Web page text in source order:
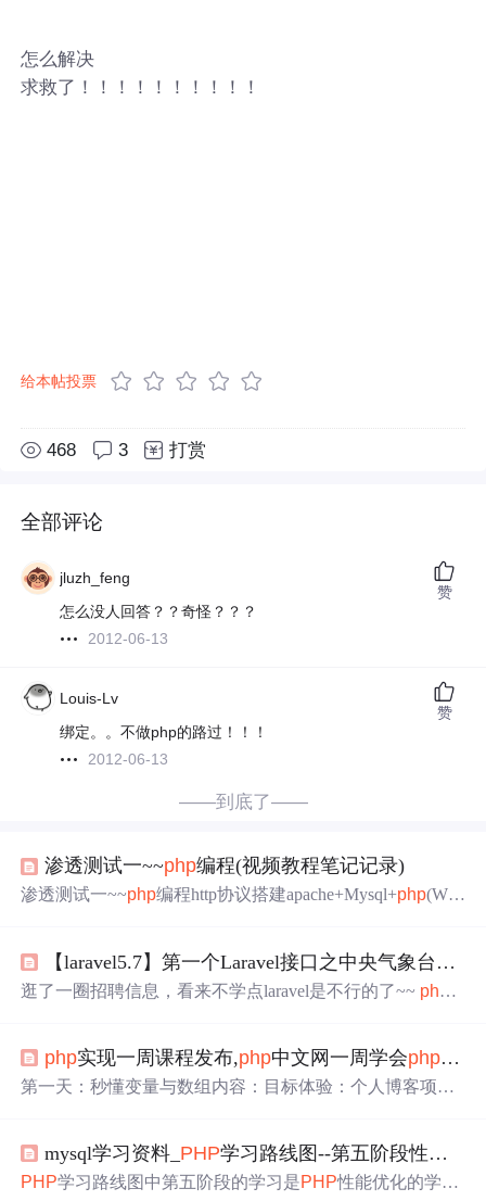
怎么解决
求救了！！！！！！！！！！
给本帖投票
468 3 打赏
全部评论
jluzh_feng
怎么没人回答？？奇怪？？？
2012-06-13
赞
Louis-Lv
绑定。。不做php的路过！！！
2012-06-13
赞
——到底了——
渗透测试一~~php编程(视频教程笔记记录)
渗透测试一~~php编程http协议搭建apache+Mysql+php(Win
器解析 搭建apache+Mysql+php(Windows下) 创建如图所示
三个文件夹 运行msi的安装程序 设置域名和邮箱，将安装
【laravel5.7】第一个Laravel接口之中央气象台天气接口
逛了一圈招聘信息，看来不学点laravel是不行的了~~ php
以跳过以下安装步骤 我这人比较懒，直接下载了个一键安
装包解压了事了：https://laravelacademy.org/resources-downlo
php实现一周课程发布,php中文网一周学会php直接
第一天：秒懂变量与数组内容：目标体验：个人博客项
问；数组常用函数介绍；项目实战:快速创建博客前台页面
模板；网页参数与公共部分分离。目标:让新人明白：inclu
mysql学习资料_ PHP学习路线图--第五阶段性能优化
PHP学习路线图中第五阶段的学习是PHP性能优化的学